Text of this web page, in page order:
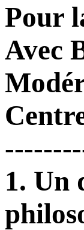
Pour
Avec
1. Un